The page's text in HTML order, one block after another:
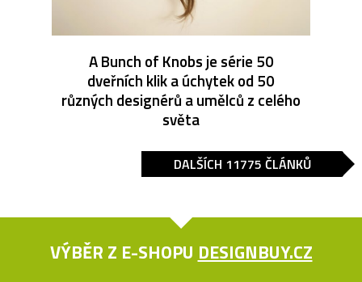
A Bunch of Knobs je série 50
dveřních klik a úchytek od 50
různých designérů a umělců z celého
světa
DALŠÍCH 11775 ČLÁNKŮ
VÝBĚR Z E-SHOPU DESIGNBUY.CZ